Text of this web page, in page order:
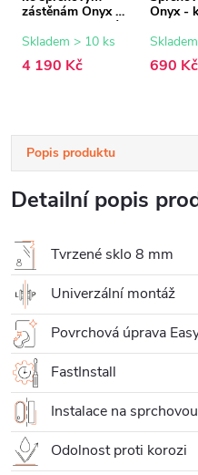
zástěnám Onyx -
8 mm - grafitové
sklo - 120x200
Skladem > 10 ks
4 190 Kč
Onyx -
bílá -
690 Kč
Popis produktu
Detailní popis
Tvrzené sklo 8 mm
Univerzální montáž
Povrchová úprava
FastInstall
Instalace na
Odolnost proti korozi